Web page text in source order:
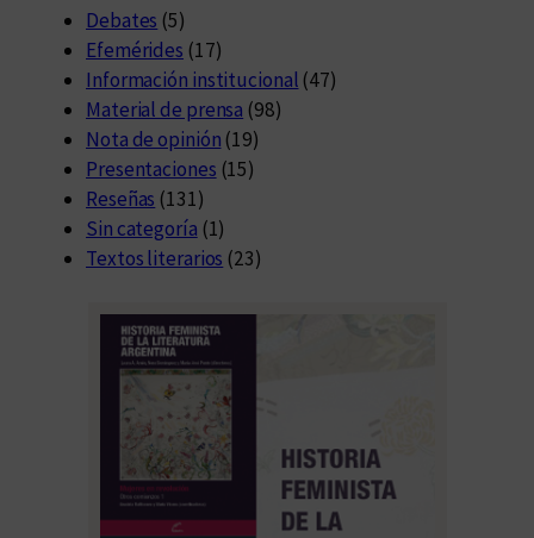
Debates (5)
Efemérides (17)
Información institucional (47)
Material de prensa (98)
Nota de opinión (19)
Presentaciones (15)
Reseñas (131)
Sin categoría (1)
Textos literarios (23)